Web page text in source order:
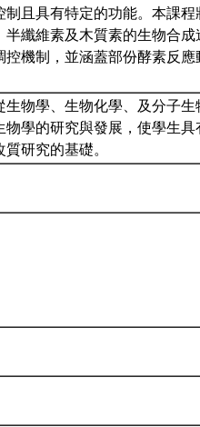
制且具有特定的功能。本課
半纖維素及木質素的生物合
控機制，並涵蓋部份酵素反
生物學、生物化學、及分子
物學的研究與發展，使學生
研究的基礎。